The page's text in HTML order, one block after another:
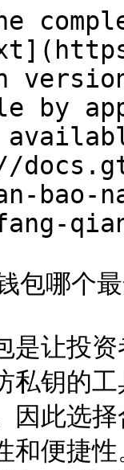
by
bao-
包哪个
是让投
私钥的
因此选
和便捷